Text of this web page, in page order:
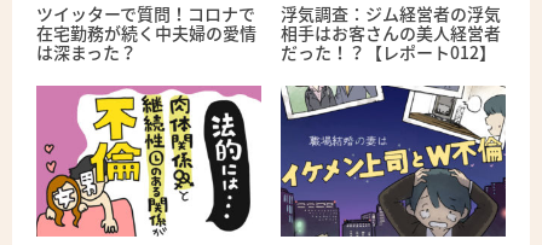
ツイッターで質問！コロナで
在宅勤務が続く中夫婦の愛情
は深まった？
浮気調査：ジム経営者の浮気
相手はお客さんの美人経営者
だった！？【レポート012】